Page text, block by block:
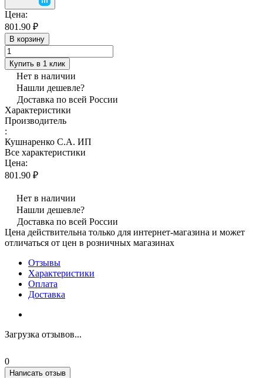
Цена:
801.90 ₽
В корзину
Купить в 1 клик
Нет в наличии
Нашли дешевле?
Доставка по всей России
Характеристики
Производитель
:
Кушнаренко С.А. ИП
Все характеристики
Цена:
801.90 ₽
Нет в наличии
Нашли дешевле?
Доставка по всей России
Цена действительна только для интернет-магазина и может
отличаться от цен в розничных магазинах
Отзывы
Характеристики
Оплата
Доставка
Загрузка отзывов...
0
Написать отзыв